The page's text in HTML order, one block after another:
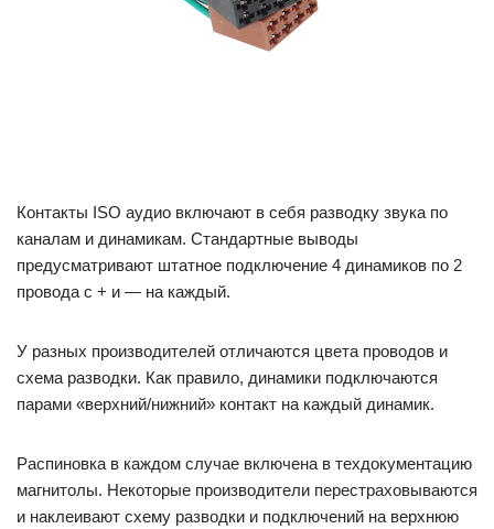
Контакты ISO аудио включают в себя разводку звука по
каналам и динамикам. Стандартные выводы
предусматривают штатное подключение 4 динамиков по 2
провода с + и — на каждый.
У разных производителей отличаются цвета проводов и
схема разводки. Как правило, динамики подключаются
парами «верхний/нижний» контакт на каждый динамик.
Распиновка в каждом случае включена в техдокументацию
магнитолы. Некоторые производители перестраховываются
и наклеивают схему разводки и подключений на верхнюю